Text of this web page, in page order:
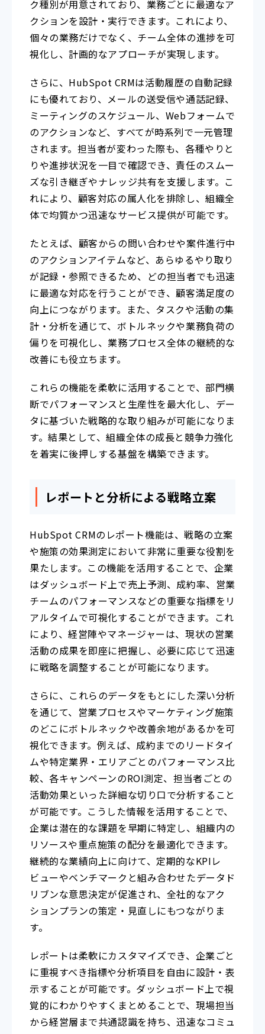
ク種別が用意されており、業務ごとに最適なア
クションを設計・実行できます。これにより、
個々の業務だけでなく、チーム全体の進捗を可
視化し、計画的なアプローチが実現します。
さらに、HubSpot CRMは活動履歴の自動記録
にも優れており、メールの送受信や通話記録、
ミーティングのスケジュール、Webフォームで
のアクションなど、すべてが時系列で一元管理
されます。担当者が変わった際も、各種やりと
りや進捗状況を一目で確認でき、責任のスムー
ズな引き継ぎやナレッジ共有を支援します。こ
れにより、顧客対応の属人化を排除し、組織全
体で均質かつ迅速なサービス提供が可能です。
たとえば、顧客からの問い合わせや案件進行中
のアクションアイテムなど、あらゆるやり取り
が記録・参照できるため、どの担当者でも迅速
に最適な対応を行うことができ、顧客満足度の
向上につながります。また、タスクや活動の集
計・分析を通じて、ボトルネックや業務負荷の
偏りを可視化し、業務プロセス全体の継続的な
改善にも役立ちます。
これらの機能を柔軟に活用することで、部門横
断でパフォーマンスと生産性を最大化し、デー
タに基づいた戦略的な取り組みが可能になりま
す。結果として、組織全体の成長と競争力強化
を着実に後押しする基盤を構築できます。
レポートと分析による戦略立案
HubSpot CRMのレポート機能は、戦略の立案
や施策の効果測定において非常に重要な役割を
果たします。この機能を活用することで、企業
はダッシュボード上で売上予測、成約率、営業
チームのパフォーマンスなどの重要な指標をリ
アルタイムで可視化することができます。これ
により、経営陣やマネージャーは、現状の営業
活動の成果を即座に把握し、必要に応じて迅速
に戦略を調整することが可能になります。
さらに、これらのデータをもとにした深い分析
を通じて、営業プロセスやマーケティング施策
のどこにボトルネックや改善余地があるかを可
視化できます。例えば、成約までのリードタイ
ムや特定業界・エリアごとのパフォーマンス比
較、各キャンペーンのROI測定、担当者ごとの
活動効果といった詳細な切り口で分析すること
が可能です。こうした情報を活用することで、
企業は潜在的な課題を早期に特定し、組織内の
リソースや重点施策の配分を最適化できます。
継続的な業績向上に向けて、定期的なKPIレ
ビューやベンチマークと組み合わせたデータド
リブンな意思決定が促進され、全社的なアク
ションプランの策定・見直しにもつながりま
す。
レポートは柔軟にカスタマイズでき、企業ごと
に重視すべき指標や分析項目を自由に設計・表
示することが可能です。ダッシュボード上で視
覚的にわかりやすくまとめることで、現場担当
から経営層まで共通認識を持ち、迅速なコミュ